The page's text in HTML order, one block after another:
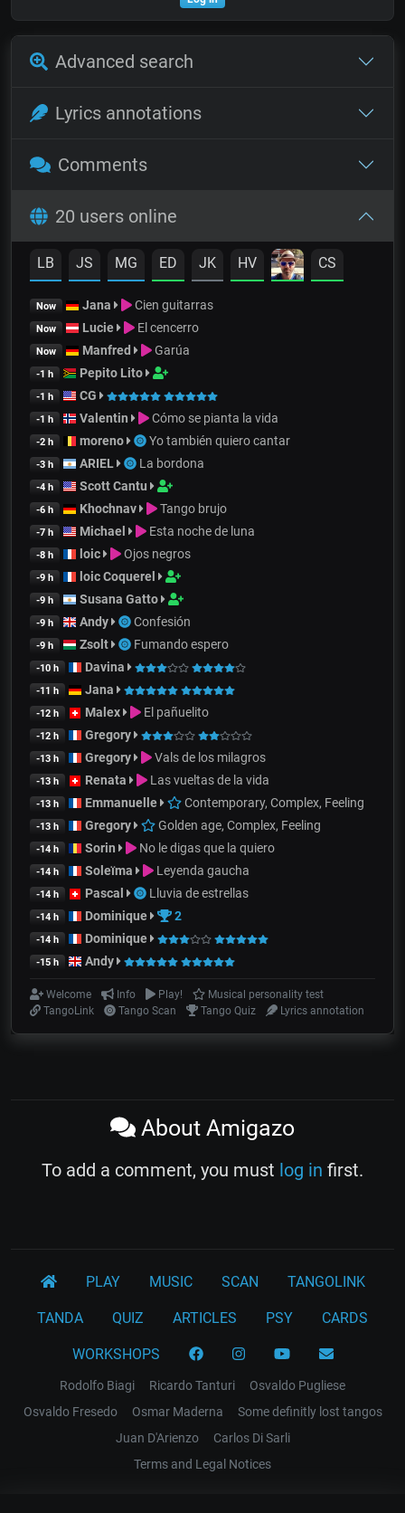
Advanced search
Lyrics annotations
Comments
20 users online
LB JS MG ED JK HV CS
Now Jana Cien guitarras
Now Lucie El cencerro
Now Manfred Garúa
-1 h Pepito Lito
-1 h CG
-1 h Valentin Cómo se pianta la vida
-2 h moreno Yo también quiero cantar
-3 h ARIEL La bordona
-4 h Scott Cantu
-6 h Khochnav Tango brujo
-7 h Michael Esta noche de luna
-8 h loic Ojos negros
-9 h loic Coquerel
-9 h Susana Gatto
-9 h Andy Confesión
-9 h Zsolt Fumando espero
-10 h Davina
-11 h Jana
-12 h Malex El pañuelito
-12 h Gregory
-13 h Gregory Vals de los milagros
-13 h Renata Las vueltas de la vida
-13 h Emmanuelle Contemporary, Complex, Feeling
-13 h Gregory Golden age, Complex, Feeling
-14 h Sorin No le digas que la quiero
-14 h Soleïma Leyenda gaucha
-14 h Pascal Lluvia de estrellas
-14 h Dominique 2
-14 h Dominique
-15 h Andy
Welcome Info Play!
Musical personality test
TangoLink
Tango Scan Tango Quiz Lyrics annotation
About Amigazo
To add a comment, you must log in first.
PLAY MUSIC SCAN TANGOLINK
TANDA QUIZ ARTICLES PSY CARDS
WORKSHOPS
Rodolfo Biagi Ricardo Tanturi
Osvaldo Pugliese
Osvaldo Fresedo
Osmar Maderna
Some definitly lost tangos
Juan D'Arienzo
Carlos Di Sarli
Terms and Legal Notices